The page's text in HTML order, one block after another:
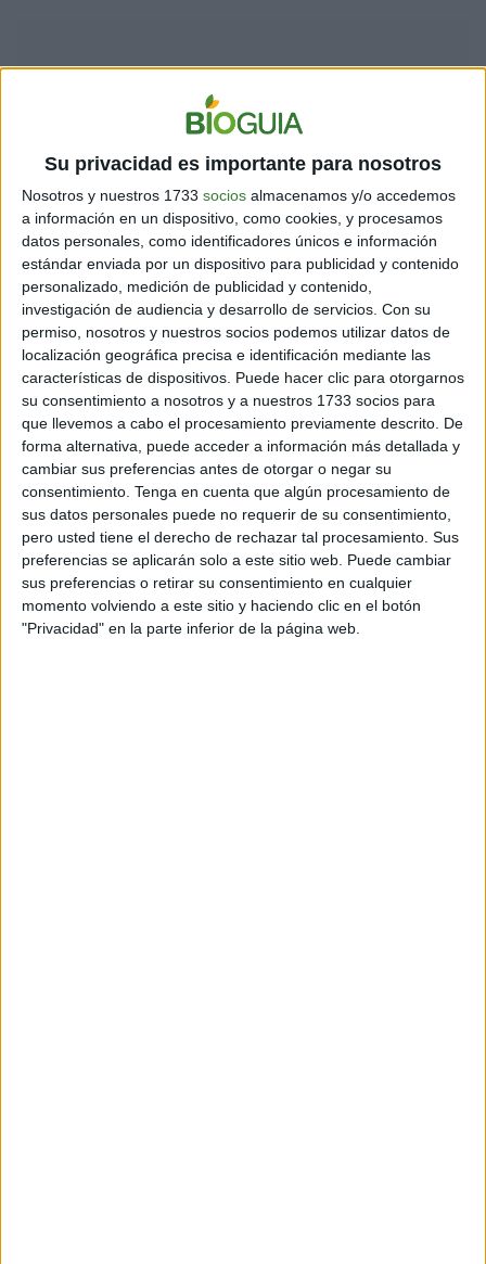
Su privacidad es importante para nosotros
Nosotros y nuestros 1733 socios almacenamos y/o accedemos
a información en un dispositivo, como cookies, y procesamos
datos personales, como identificadores únicos e información
estándar enviada por un dispositivo para publicidad y contenido
personalizado, medición de publicidad y contenido,
investigación de audiencia y desarrollo de servicios. Con su
permiso, nosotros y nuestros socios podemos utilizar datos de
localización geográfica precisa e identificación mediante las
características de dispositivos. Puede hacer clic para otorgarnos
su consentimiento a nosotros y a nuestros 1733 socios para
que llevemos a cabo el procesamiento previamente descrito. De
forma alternativa, puede acceder a información más detallada y
cambiar sus preferencias antes de otorgar o negar su
consentimiento. Tenga en cuenta que algún procesamiento de
sus datos personales puede no requerir de su consentimiento,
pero usted tiene el derecho de rechazar tal procesamiento. Sus
preferencias se aplicarán solo a este sitio web. Puede cambiar
sus preferencias o retirar su consentimiento en cualquier
momento volviendo a este sitio y haciendo clic en el botón
"Privacidad" en la parte inferior de la página web.
Alarma
La necesidad de comer chocolate compulsivamente no
debe ser ignorada o subestimada, ya que puede ser
señal de que detrás de estos antojos se esconde un
cuadro de depresión o estrés. A veces también se
relaciona a una baja de algún mineral, como el
magnesio. Si tu cuerpo te pide chocolate con una
frecuencia que no te parece saludable, puedes
consultar con un médico o nutricionista.
Comer un dulce o chocolate esporádicamente no tiene
nada de malo y está asociado al disfrute de los
sabores. Pero si sientes antojos ante una misma